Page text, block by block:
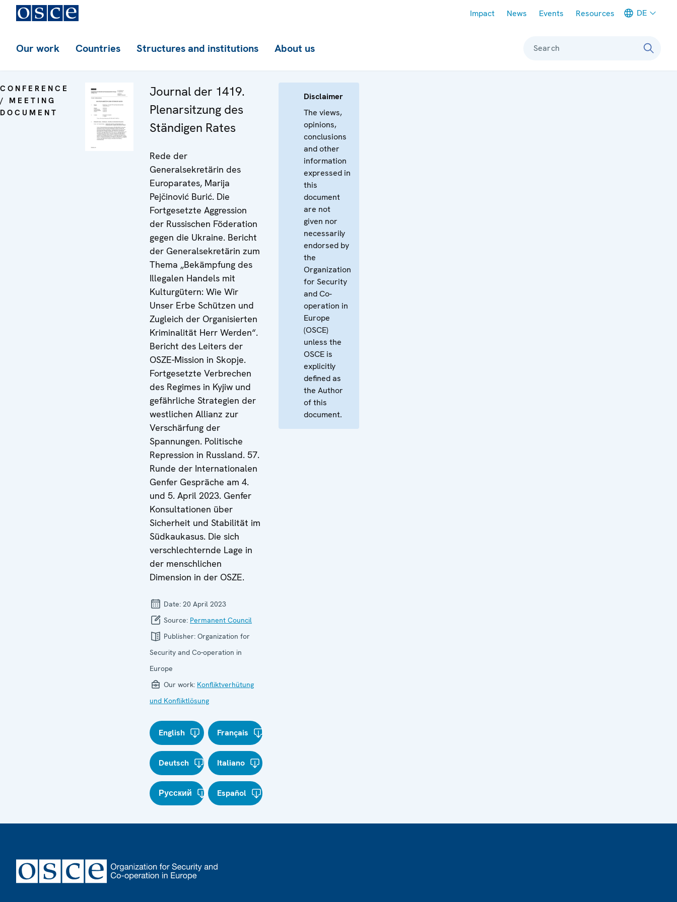
Impact News Events Resources DE
Our work Countries Structures and institutions About us Search
CONFERENCE
/ MEETING
DOCUMENT
Journal der 1419.
Plenarsitzung des
Ständigen Rates
Rede der
Generalsekretärin des
Europarates, Marija
Pejčinović Burić. Die
Fortgesetzte Aggression
der Russischen Föderation
gegen die Ukraine. Bericht
der Generalsekretärin zum
Thema „Bekämpfung des
Illegalen Handels mit
Kulturgütern: Wie Wir
Unser Erbe Schützen und
Zugleich der Organisierten
Kriminalität Herr Werden“.
Bericht des Leiters der
OSZE-Mission in Skopje.
Fortgesetzte Verbrechen
des Regimes in Kyjiw und
gefährliche Strategien der
westlichen Allianz zur
Verschärfung der
Spannungen. Politische
Repression in Russland. 57.
Runde der Internationalen
Genfer Gespräche am 4.
und 5. April 2023. Genfer
Konsultationen über
Sicherheit und Stabilität im
Südkaukasus. Die sich
verschlechternde Lage in
der menschlichen
Dimension in der OSZE.
Date: 20 April 2023
Source: Permanent Council
Publisher: Organization for
Security and Co-operation in
Europe
Our work: Konfliktverhütung
und Konfliktlösung
English Français
Deutsch Italiano
Русский Español
Disclaimer
The views,
opinions,
conclusions
and other
information
expressed in
this
document
are not
given nor
necessarily
endorsed by
the
Organization
for Security
and Co-
operation in
Europe
(OSCE)
unless the
OSCE is
explicitly
defined as
the Author
of this
document.